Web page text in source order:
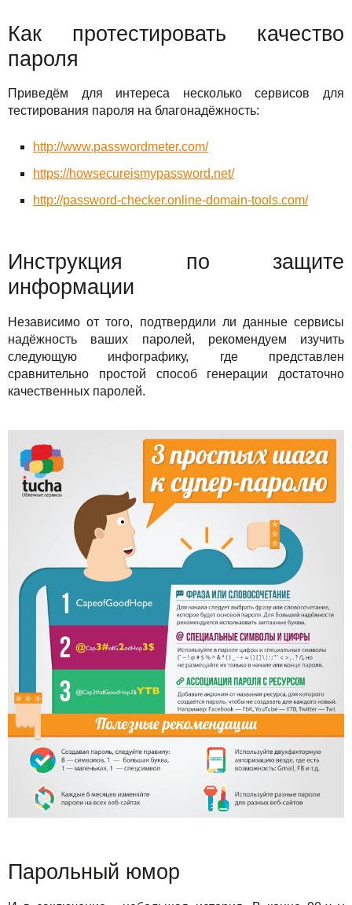
Авторська колонка
Свята
Акції
Как протестировать качество
пароля
Приведём для интереса несколько сервисов для
тестирования пароля на благонадёжность:
http://www.passwordmeter.com/
https://howsecureismypassword.net/
http://password-checker.online-domain-tools.com/
Инструкция по защите
информации
Независимо от того, подтвердили ли данные сервисы
надёжность ваших паролей, рекомендуем изучить
следующую инфографику, где представлен
сравнительно простой способ генерации достаточно
качественных паролей.
Парольный юмор